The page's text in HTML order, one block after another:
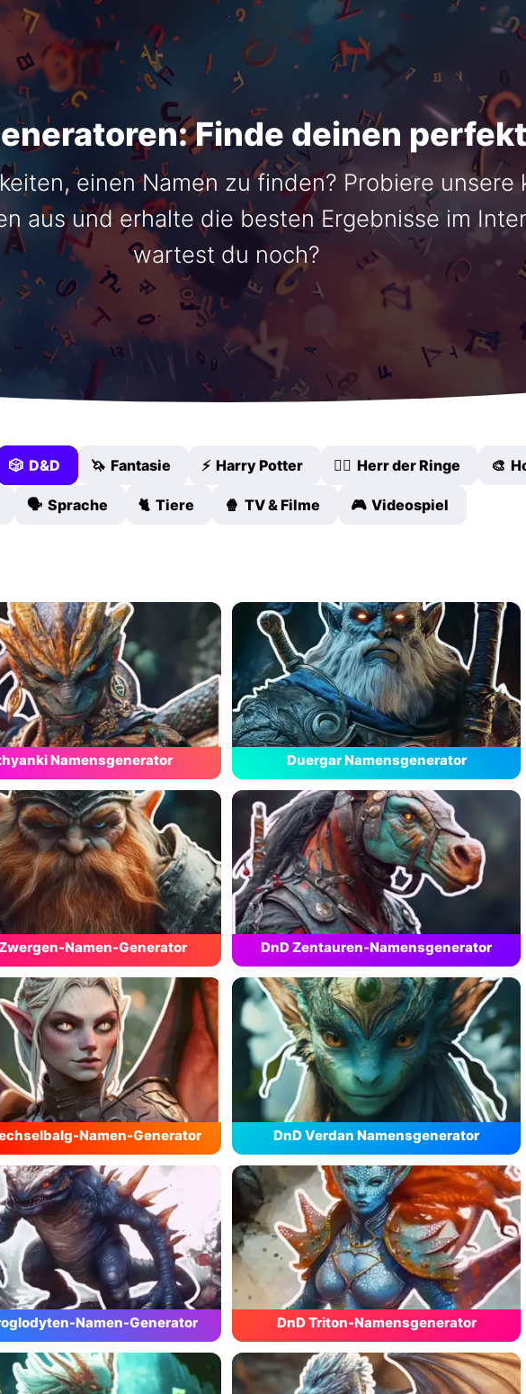
Finde deinen
einen Namen zu finden? Probiere unsere
aus und erhalte die besten Ergebnisse im
wartest du noch?
🎲 D&D 🦄 Fantasie ⚡ Harry Potter 🧙‍♂️ Herr der Ringe 🎨
🗣️ Sprache 🐈 Tiere 🍿 TV & Filme 🎮 Videospiel
Namensgenerator Duergar Namensgenerator
Namen-Generator DnD Zentauren-Namensgenerator
Namen-Generator DnD Verdan Namensgenerator
Namen-Generator DnD Triton-Namensgenerator